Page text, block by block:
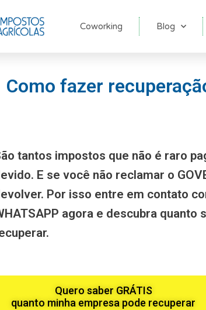
Coworking Blog
Como fazer
tantos impostos que não é raro
E se você não reclamar o
Por isso entre em contato
agora e descubra quanto
Quero saber GRÁTIS
quanto minha empresa pode recuperar